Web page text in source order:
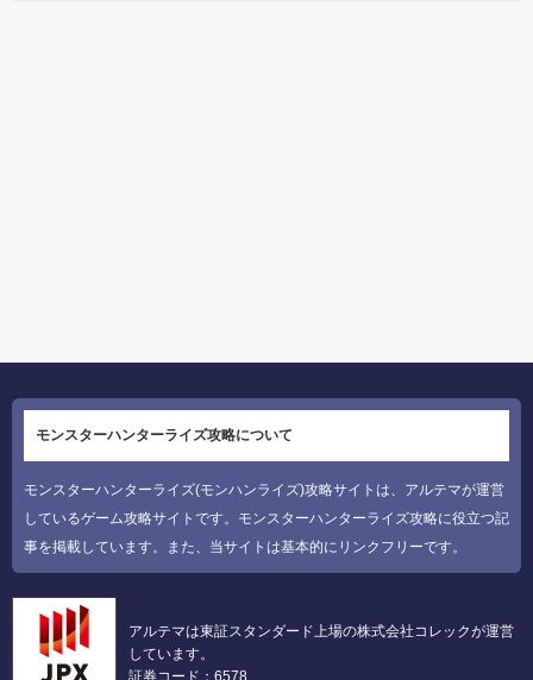
モンスターハンターライズ攻略について
モンスターハンターライズ(モンハンライズ)攻略サイトは、アルテマが運営
しているゲーム攻略サイトです。モンスターハンターライズ攻略に役立つ記
事を掲載しています。また、当サイトは基本的にリンクフリーです。
アルテマは東証スタンダード上場の株式会社コレックが運営
しています。
証券コード：6578